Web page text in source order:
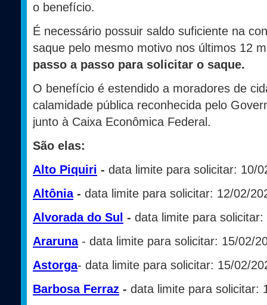
o benefício.
É necessário possuir saldo suficiente na
saque pelo mesmo motivo nos últimos 12
passo a passo para solicitar o saque.
O benefício é estendido a moradores de
calamidade pública reconhecida pelo
junto à Caixa Econômica Federal.
São elas:
Alto Piquiri - data limite para solicitar: 10/
Altônia- data limite para solicitar: 12/02/
Alvorada do Sul - data limite para
Araruna- data limite para solicitar: 15/02/
Astorga- data limite para solicitar: 15/02/
Barbosa Ferraz - data limite para solicitar: